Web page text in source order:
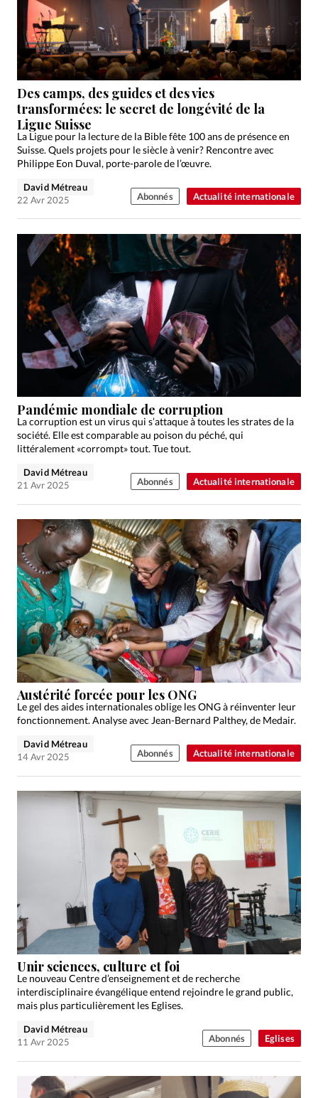
Actualité internationale
Des camps, des guides et des vies
transformées: le secret de longévité de la
Ligue Suisse
La Ligue pour la lecture de la Bible fête 100 ans de présence en
Suisse. Quels projets pour le siècle à venir? Rencontre avec
Philippe Eon Duval, porte-parole de l’œuvre.
David Métreau
22 Avr 2025
Abonnés
Actualité internationale
Pandémie mondiale de corruption
La corruption est un virus qui s’attaque à toutes les strates de la
société. Elle est comparable au poison du péché, qui
littéralement «corrompt» tout. Tue tout.
David Métreau
21 Avr 2025
Abonnés
Actualité internationale
Austérité forcée pour les ONG
Le gel des aides internationales oblige les ONG à réinventer leur
fonctionnement. Analyse avec Jean-Bernard Palthey, de Medair.
David Métreau
14 Avr 2025
Abonnés
Eglises
Unir sciences, culture et foi
Le nouveau Centre d’enseignement et de recherche
interdisciplinaire évangélique entend rejoindre le grand public,
mais plus particulièrement les Eglises.
David Métreau
11 Avr 2025
Abonnés